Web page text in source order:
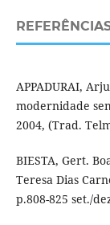
APPADURAI,
modernidade
2004, (Trad.
BIESTA, Gert.
Teresa Dias
p.808-825 set./